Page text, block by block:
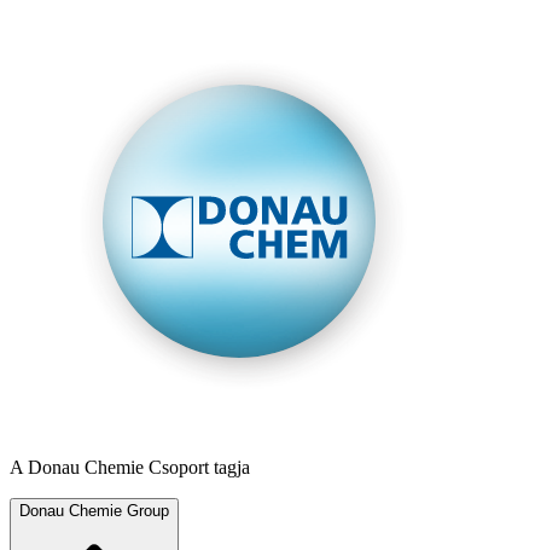
A Donau Chemie Csoport tagja
Donau Chemie Group